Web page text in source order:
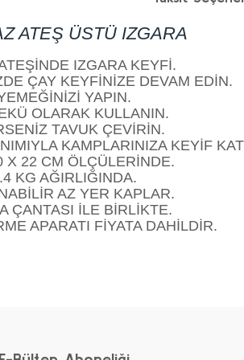
ATEŞ ÜSTÜ IZGARA
IZGARA KEYFİ.
ÇAY KEYFİNİZE DEVAM EDİN.
YAPIN.
OLARAK KULLANIN.
TAVUK ÇEVİRİN.
KAMPLARINIZA KEYİF
X 22 CM ÖLÇÜLERİNDE.
KG AĞIRLIĞINDA.
AZ YER KAPLAR.
ÇANTASI İLE BİRLİKTE.
APARATI FİYATA DAHİLDİR.